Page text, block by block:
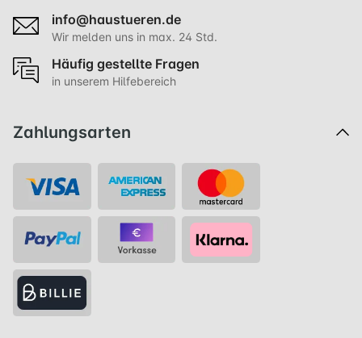
info@haustueren.de
Wir melden uns in max. 24 Std.
Häufig gestellte Fragen
in unserem Hilfebereich
Zahlungsarten